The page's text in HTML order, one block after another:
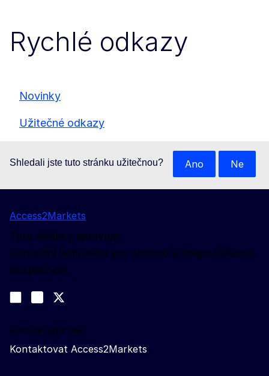
Rychlé odkazy
Novinky
Užitečné odkazy
Shledali jste tuto stránku užitečnou? Ano Ne
Access2Markets
Tyto stránky spravuje:
Generální ředitelství pro obchod a hospodářskou
bezpečnost
Join us on LinkedIn
Trade-Off podcast
Kontaktujte nás
Kontaktovat Access2Markets